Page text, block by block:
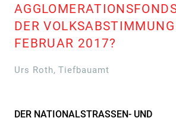
DER
FEBRUAR 2017?
Urs Roth, Tiefbauamt
DER NATIONALSTRASSEN- UND